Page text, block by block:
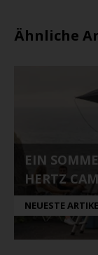
Ähnliche
EIN
HERTZ
NEUESTE